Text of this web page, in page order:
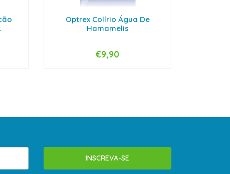
Optrex Colírio Água De
Hamamelis
+
€9,90
INSCREVA-SE